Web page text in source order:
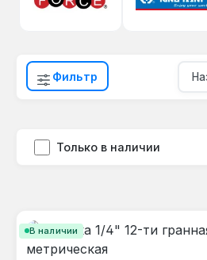
Фильтр
Только в наличии
В наличии